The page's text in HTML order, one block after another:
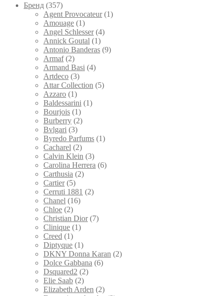
Брeнд (357)
Agent Provocateur (1)
Amouage (1)
Angel Schlesser (4)
Annick Goutal (1)
Antonio Banderas (9)
Armaf (2)
Armand Basi (4)
Artdeco (3)
Attar Collection (5)
Azzaro (1)
Baldessarini (1)
Bourjois (1)
Burberry (2)
Bvlgari (3)
Byredo Parfums (1)
Cacharel (2)
Calvin Klein (3)
Carolina Herrera (6)
Carthusia (2)
Cartier (5)
Cerruti 1881 (2)
Chanel (16)
Chloe (2)
Christian Dior (7)
Clinique (1)
Creed (1)
Diptyque (1)
DKNY Donna Karan (2)
Dolce Gabbana (6)
Dsquared2 (2)
Elie Saab (2)
Elizabeth Arden (2)